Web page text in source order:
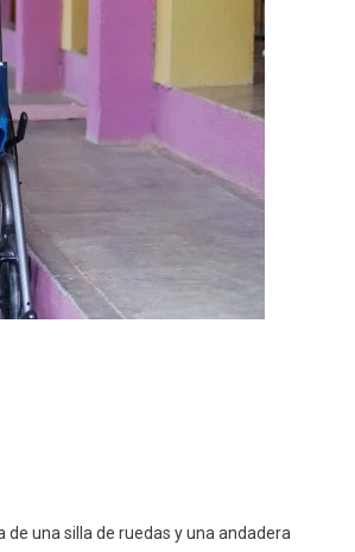
de una silla de ruedas y una andadera